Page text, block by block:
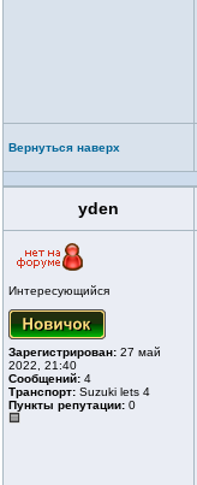
Вернуться наверх
yden
Интересующийся
Зарегистрирован: 27 май
2022, 21:40
Сообщений: 4
Транспорт: Suzuki lets 4
Пункты репутации: 0